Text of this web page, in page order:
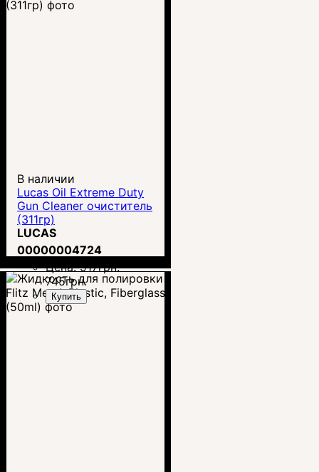
В наличии
Lucas Oil Extreme Duty
Gun Cleaner очиститель
(311гр)
LUCAS
00000004724
Цена:917грн.
745грн.
Купить